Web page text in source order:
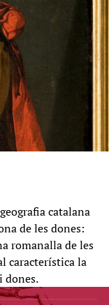
catalana
de les dones:
romanalla de les
característica la
dones.